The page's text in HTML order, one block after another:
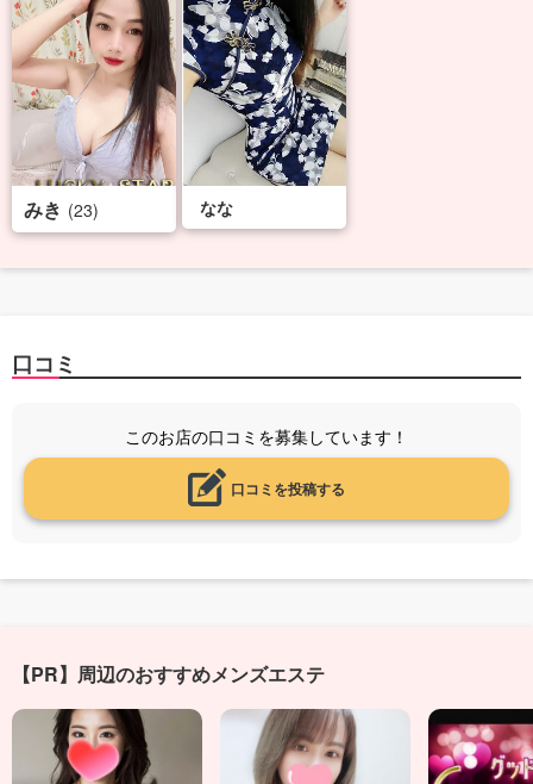
みき (23) なな
口コミ
このお店の口コミを募集しています！
口コミを投稿する
【PR】周辺のおすすめメンズエステ